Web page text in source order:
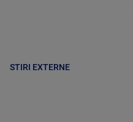
STIRI EXTERNE